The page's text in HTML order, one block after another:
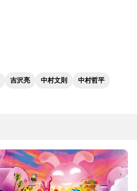
吉沢亮 中村文則 中村哲平